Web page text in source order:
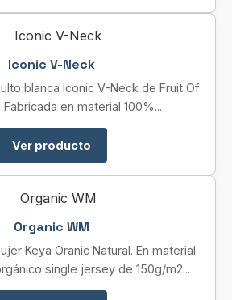
Iconic V-Neck
blanca Iconic V-Neck de Fruit Of
en material 100%...
Ver producto
Organic WM
Keya Oranic Natural. En material
single jersey de 150g/m2...